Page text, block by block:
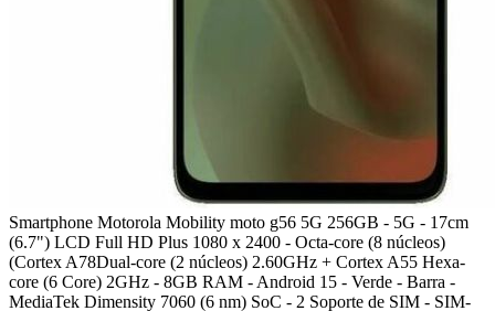
Smartphone Motorola Mobility moto g56 5G 256GB - 5G - 17cm
(6.7") LCD Full HD Plus 1080 x 2400 - Octa-core (8 núcleos)
(Cortex A78Dual-core (2 núcleos) 2.60GHz + Cortex A55 Hexa-
core (6 Core) 2GHz - 8GB RAM - Android 15 - Verde - Barra -
MediaTek Dimensity 7060 (6 nm) SoC - 2 Soporte de SIM - SIM-